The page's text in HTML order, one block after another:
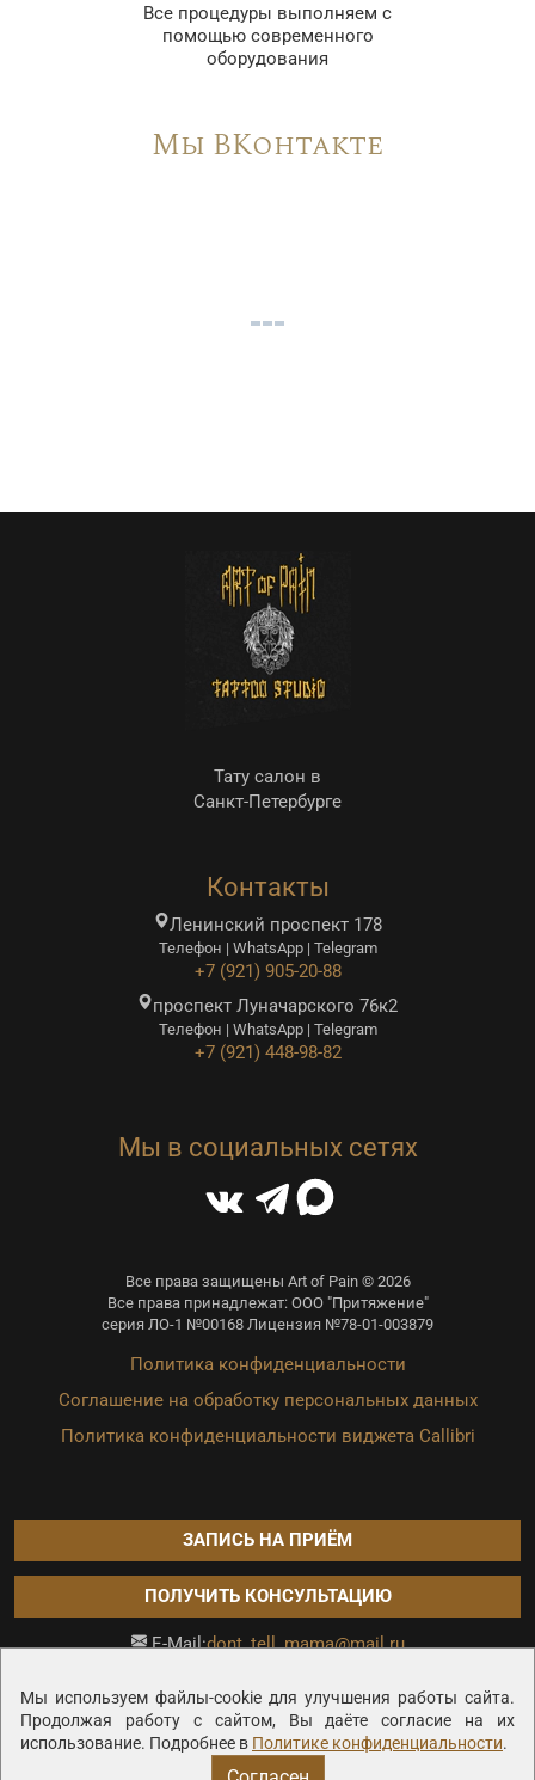
Мы используем файлы-cookie для улучшения работы сайта.
Продолжая работу с сайтом, Вы даёте согласие на их
использование. Подробнее в Политике конфиденциальности.
Все процедуры выполняем с
помощью современного
оборудования
Мы ВКонтакте
Тату салон в
Санкт-Петербурге
Контакты
Ленинский проспект 178
Телефон | WhatsApp | Telegram
+7 (921) 905-20-88
проспект Луначарского 76к2
Телефон | WhatsApp | Telegram
+7 (921) 448-98-82
Мы в социальных сетях
Все права защищены Art of Pain © 2026
Все права принадлежат: ООО "Притяжение"
серия ЛО-1 №00168 Лицензия №78-01-003879
Политика конфиденциальности
Соглашение на обработку персональных данных
Политика конфиденциальности виджета Callibri
ЗАПИСЬ НА ПРИЁМ
ПОЛУЧИТЬ КОНСУЛЬТАЦИЮ
E-Mail:dont_tell_mama@mail.ru